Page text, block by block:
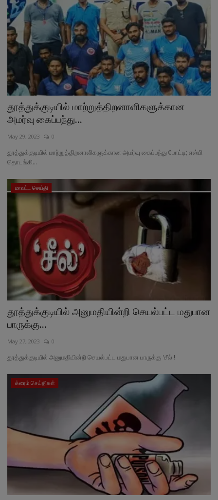
தூத்துக்குடியில் மாற்றுத்திறனாளிகளுக்கான
அமர்வு கைப்பந்து...
May 29, 2023 0
தூத்துக்குடியில் மாற்றுத்திறனாளிகளுக்கான அமர்வு கைப்பந்து போட்டி; எஸ்பி
தொடங்கி...
மாவட்ட செய்தி
தூத்துக்குடியில் அனுமதியின்றி செயல்பட்ட மதுபான
பாருக்கு...
May 27, 2023 0
தூத்துக்குடியில் அனுமதியின்றி செயல்பட்ட மதுபான பாருக்கு 'சீல்'!
க்ரைம் செய்திகள்